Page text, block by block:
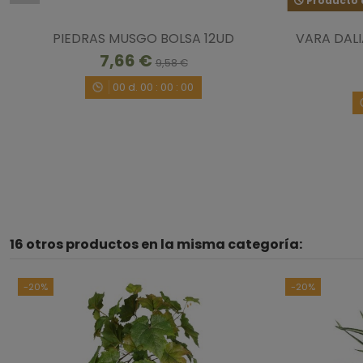
PIEDRAS MUSGO BOLSA 12UD
7,66 €9,58 €
00 d. 00 : 00 : 00
VARA
16 otros productos en la misma categoría:
-20% -20%